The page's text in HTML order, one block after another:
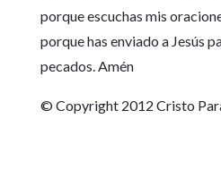
porque escuchas mis
porque has enviado a Jesús
pecados. Amén
© Copyright 2012 Cristo